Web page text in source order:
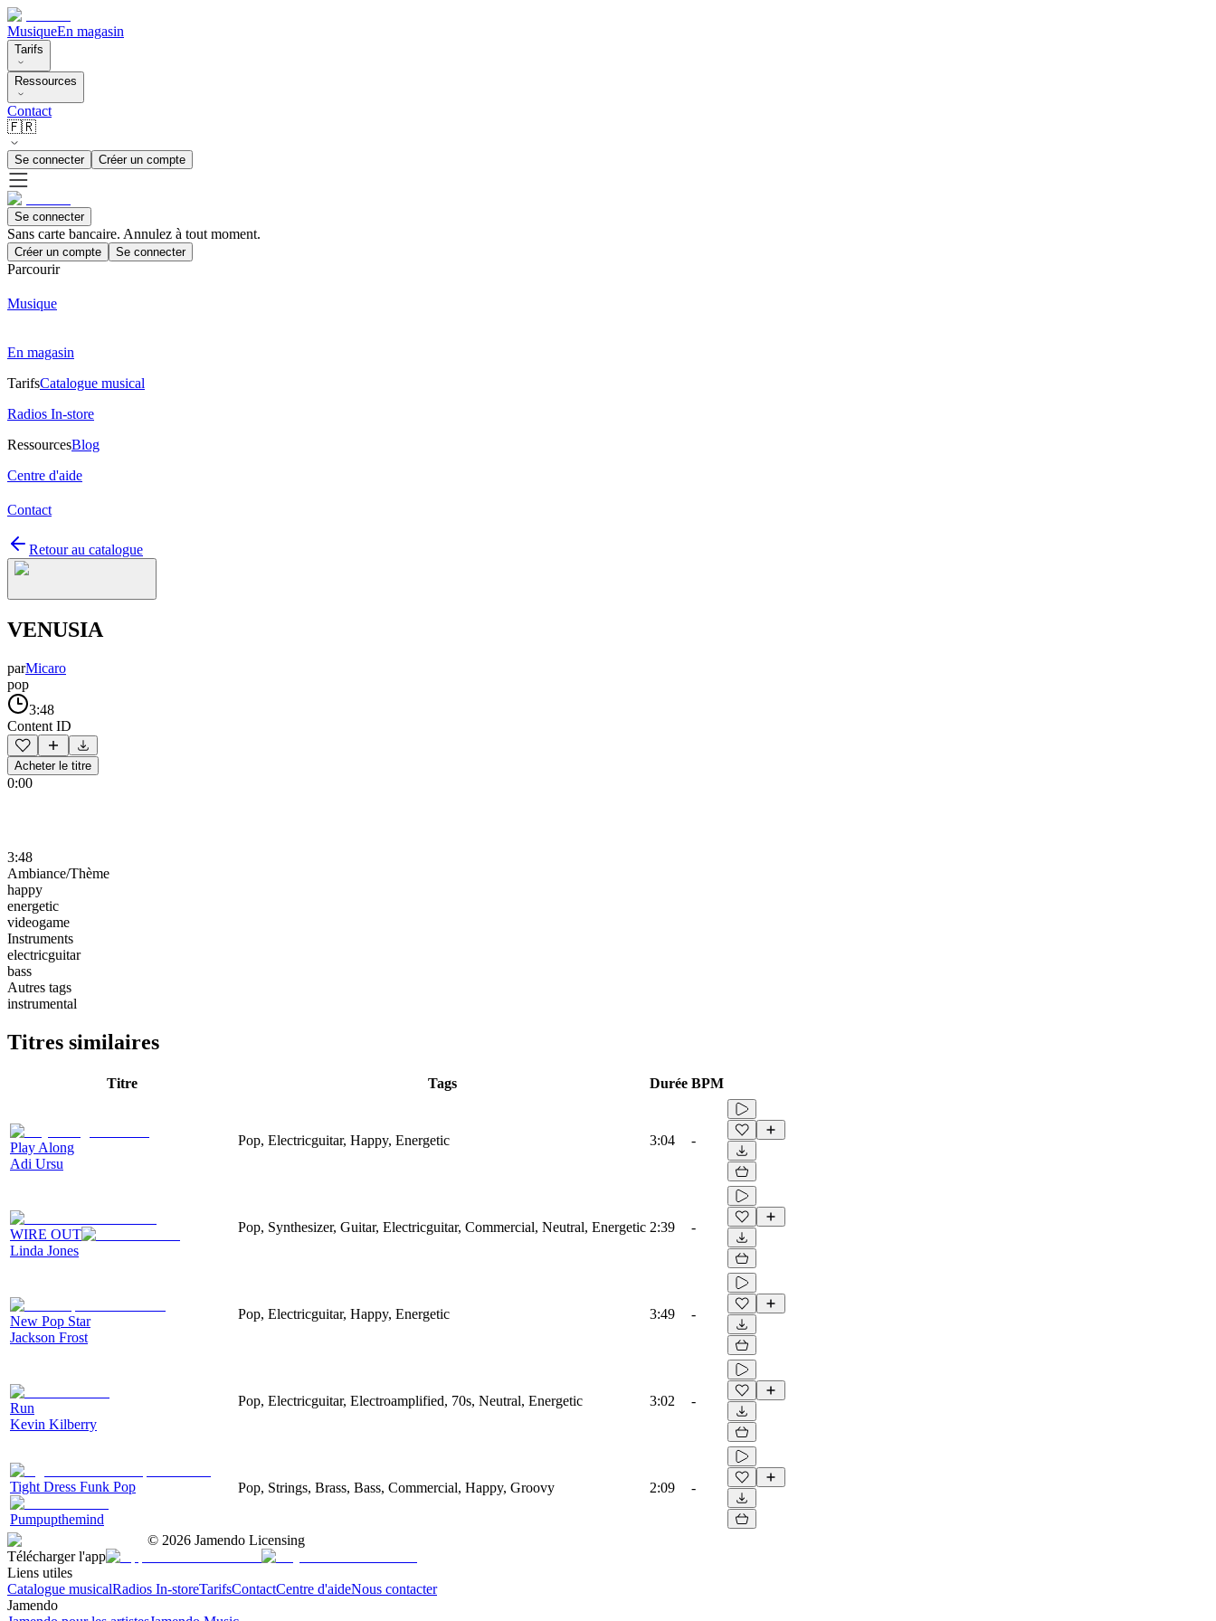
MusiqueEn magasin
Tarifs
Ressources
Contact
🇫🇷
Se connecter Créer un compte
Se connecter
Sans carte bancaire. Annulez à tout moment.
Créer un compte Se connecter
Parcourir
Musique
En magasin
TarifsCatalogue musical
Radios In-store
RessourcesBlog
Centre d'aide
Contact
Retour au catalogue
VENUSIA
parMicaro
pop
3:48
Content ID
Acheter le titre
0:00
3:48
Ambiance/Thème
happy
energetic
videogame
Instruments
electricguitar
bass
Autres tags
instrumental
Titres similaires
Titre Tags Durée BPM
Play Along
Adi Ursu
Pop, Electricguitar, Happy, Energetic 3:04 -
WIRE OUT
Linda Jones
Pop, Synthesizer, Guitar, Electricguitar, Commercial, Neutral, Energetic 2:39 -
New Pop Star
Jackson Frost
Pop, Electricguitar, Happy, Energetic 3:49 -
Run
Kevin Kilberry
Pop, Electricguitar, Electroamplified, 70s, Neutral, Energetic 3:02 -
Tight Dress Funk Pop
Pumpupthemind
Pop, Strings, Brass, Bass, Commercial, Happy, Groovy 2:09 -
© 2026 Jamendo Licensing
Télécharger l'app
Liens utiles
Catalogue musicalRadios In-storeTarifsContactCentre d'aideNous contacter
Jamendo